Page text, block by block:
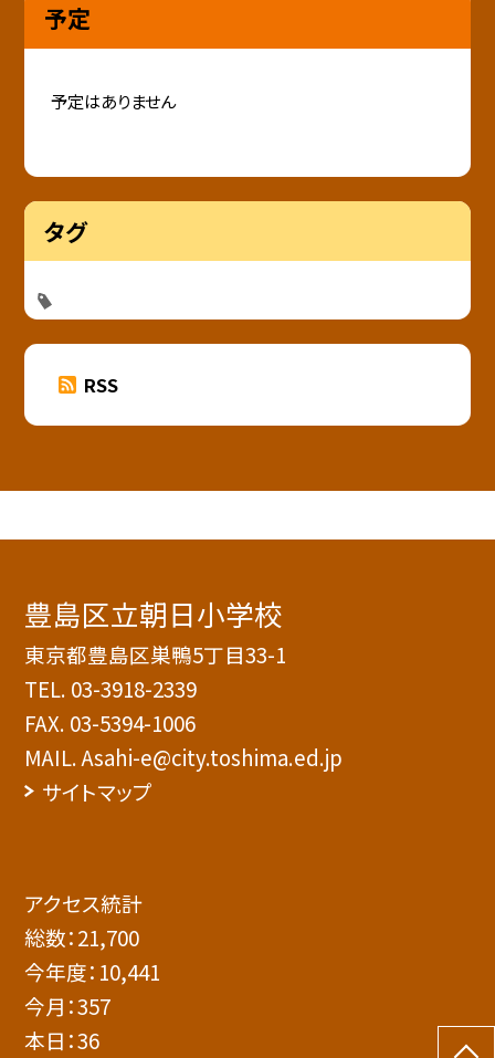
予定
予定はありません
タグ
RSS
豊島区立朝日小学校
東京都豊島区巣鴨5丁目33-1
TEL. 03-3918-2339
FAX. 03-5394-1006
MAIL. Asahi-e@city.toshima.ed.jp
サイトマップ
アクセス統計
総数：21,700
今年度： 10,441
今月：357
本日：36